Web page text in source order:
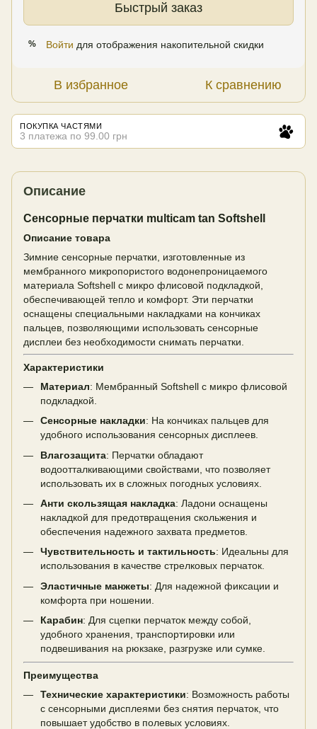
Быстрый заказ
% Войти для отображения накопительной скидки
В избранное К сравнению
ПОКУПКА ЧАСТЯМИ
3 платежа по 99.00 грн
Описание
Сенсорные перчатки multicam tan Softshell
Описание товара
Зимние сенсорные перчатки, изготовленные из
мембранного микропористого водонепроницаемого
материала Softshell с микро флисовой подкладкой,
обеспечивающей тепло и комфорт. Эти перчатки
оснащены специальными накладками на кончиках
пальцев, позволяющими использовать сенсорные
дисплеи без необходимости снимать перчатки.
Характеристики
Материал: Мембранный Softshell с микро флисовой
подкладкой.
Сенсорные накладки: На кончиках пальцев для
удобного использования сенсорных дисплеев.
Влагозащита: Перчатки обладают
водоотталкивающими свойствами, что позволяет
использовать их в сложных погодных условиях.
Анти скользящая накладка: Ладони оснащены
накладкой для предотвращения скольжения и
обеспечения надежного захвата предметов.
Чувствительность и тактильность: Идеальны для
использования в качестве стрелковых перчаток.
Эластичные манжеты: Для надежной фиксации и
комфорта при ношении.
Карабин: Для сцепки перчаток между собой,
удобного хранения, транспортировки или
подвешивания на рюкзаке, разгрузке или сумке.
Преимущества
Технические характеристики: Возможность работы
с сенсорными дисплеями без снятия перчаток, что
повышает удобство в полевых условиях.